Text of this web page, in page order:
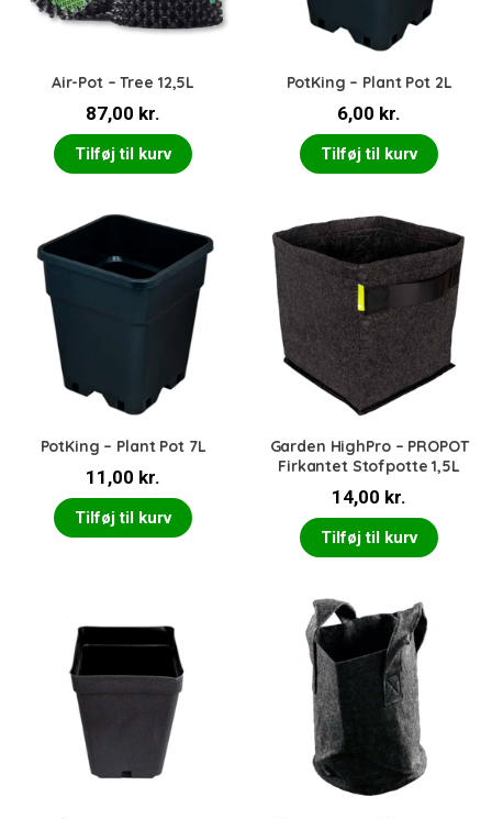
Air-Pot – Tree 12,5L
87,00 kr.
Tilføj til kurv
PotKing – Plant Pot 2L
6,00 kr.
Tilføj til kurv
PotKing – Plant Pot 7L
11,00 kr.
Tilføj til kurv
Garden HighPro – PROPOT
Firkantet Stofpotte 1,5L
14,00 kr.
Tilføj til kurv